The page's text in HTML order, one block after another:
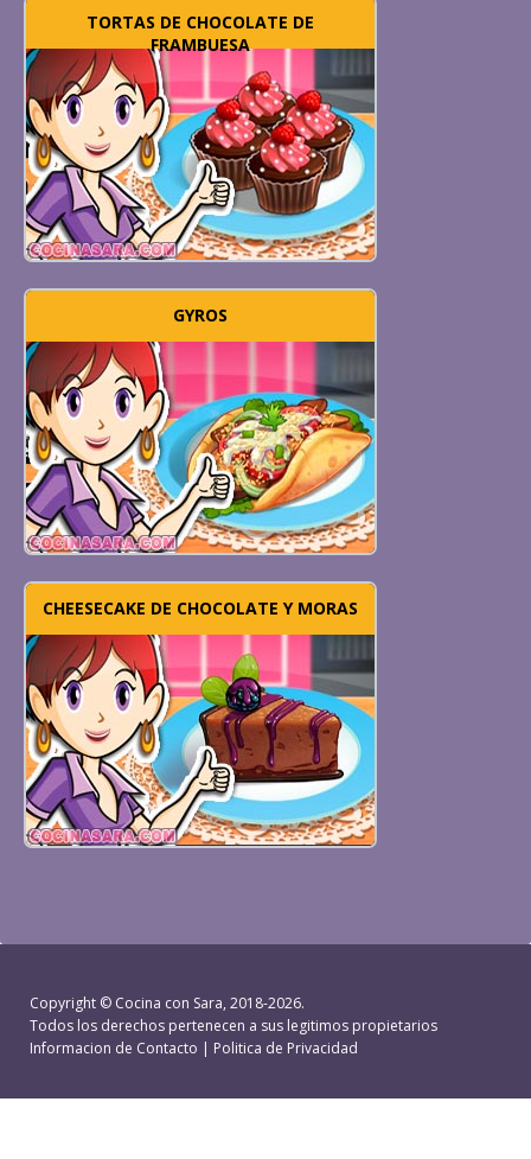
TORTAS DE CHOCOLATE DE
FRAMBUESA
GYROS
CHEESECAKE DE CHOCOLATE Y MORAS
Copyright © Cocina con Sara, 2018-2026.
Todos los derechos pertenecen a sus legitimos propietarios
Informacion de Contacto | Politica de Privacidad